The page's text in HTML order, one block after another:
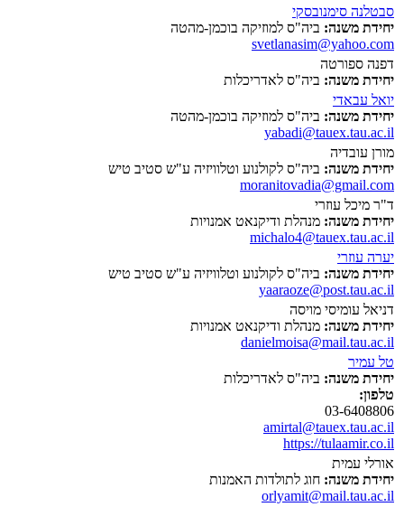
סבטלנה סימנובסקי
יחידת משנה: ביה"ס למוזיקה בוכמן-מהטה
svetlanasim@yahoo.com
דפנה ספורטה
יחידת משנה: ביה"ס לאדריכלות
יואל עבאדי
יחידת משנה: ביה"ס למוזיקה בוכמן-מהטה
yabadi@tauex.tau.ac.il
מורן עובדיה
יחידת משנה: ביה"ס לקולנוע וטלוויזיה ע"ש סטיב טיש
moranitovadia@gmail.com
ד"ר מיכל עוזרי
יחידת משנה: מנהלת ודיקנאט אמנויות
michalo4@tauex.tau.ac.il
יערה עוזרי
יחידת משנה: ביה"ס לקולנוע וטלוויזיה ע"ש סטיב טיש
yaaraoze@post.tau.ac.il
דניאל עומיסי מויסה
יחידת משנה: מנהלת ודיקנאט אמנויות
danielmoisa@mail.tau.ac.il
טל עמיר
יחידת משנה: ביה"ס לאדריכלות
טלפון:
03-6408806
amirtal@tauex.tau.ac.il
https://tulaamir.co.il
אורלי עמית
יחידת משנה: חוג לתולדות האמנות
orlyamit@mail.tau.ac.il